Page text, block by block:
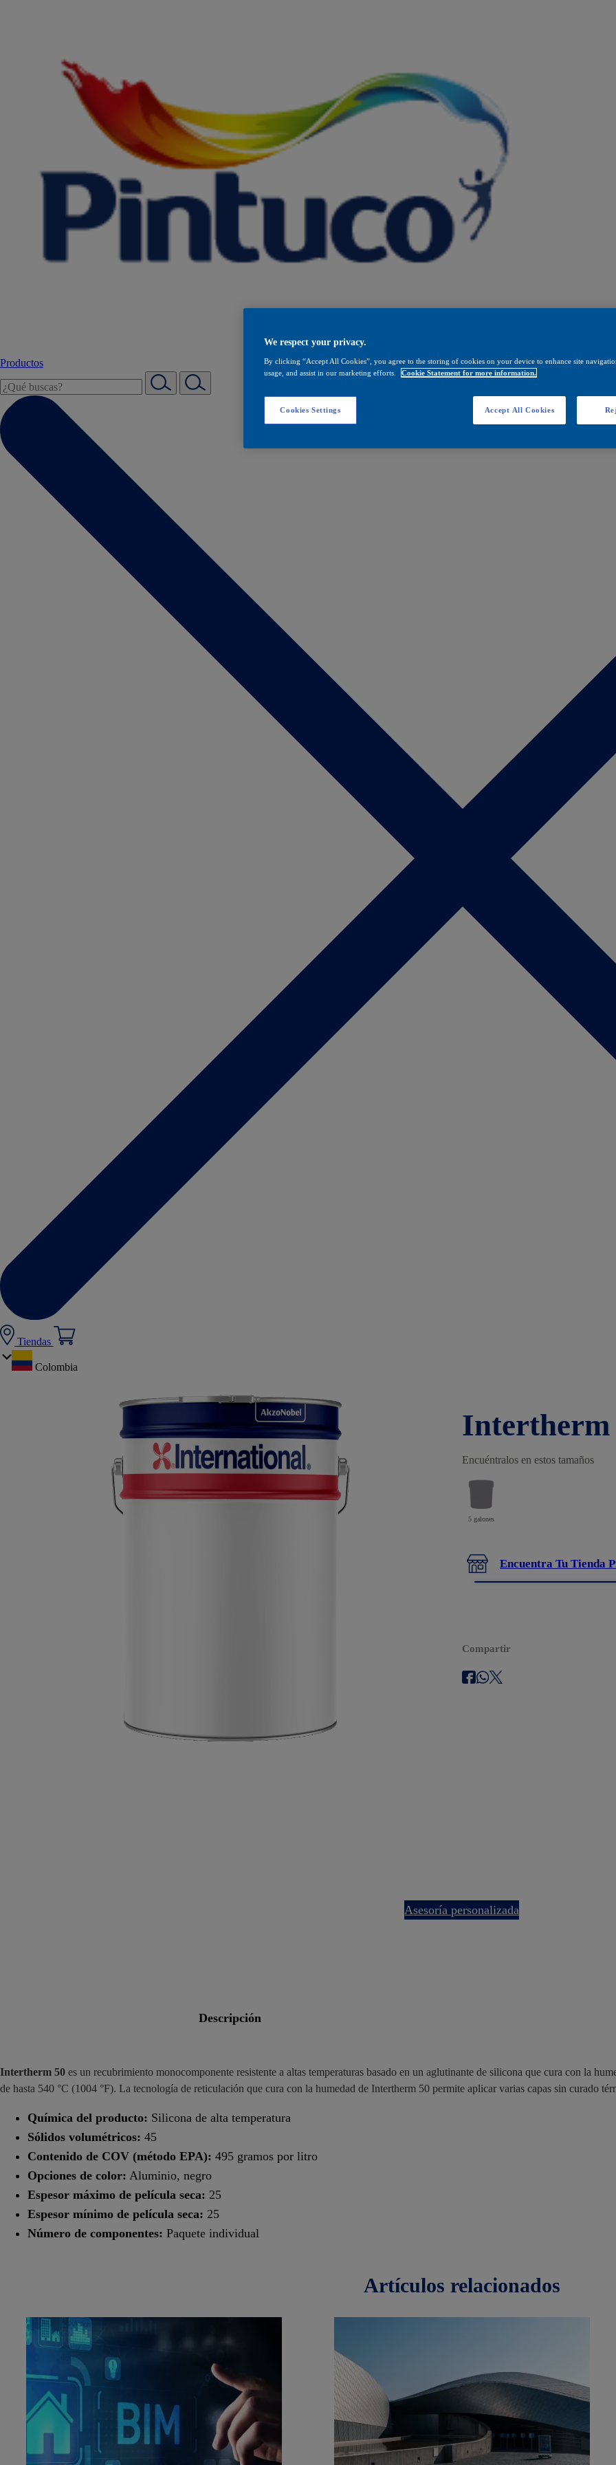
Productos
Tiendas
Colombia
Intertherm
Encuéntralos en estos tamaños
5 galones
Encuentra Tu Tienda
Compartir
asesoría personalizada
descripción
Intertherm 50 es un recubrimiento monocomponente resistente a altas temperaturas basado en un aglutinante de silicona que cura con la
de hasta 540 °C (1004 °F). La tecnología de reticulación que cura con la humedad de Intertherm 50 permite aplicar varias capas sin curado
Química del producto: Silicona de alta temperatura
Sólidos volumétricos: 45
Contenido de COV (método EPA): 495 gramos por litro
Opciones de color: Aluminio, negro
Espesor máximo de película seca: 25
Espesor mínimo de película seca: 25
Número de componentes: Paquete individual
artículos relacionados
We respect your privacy.
By clicking “Accept All Cookies”, you agree to the storing of cookies on your device to enhance site
usage, and assist in our marketing efforts.
Cookie Statement for more information.
Cookies Settings Accept All Cookies